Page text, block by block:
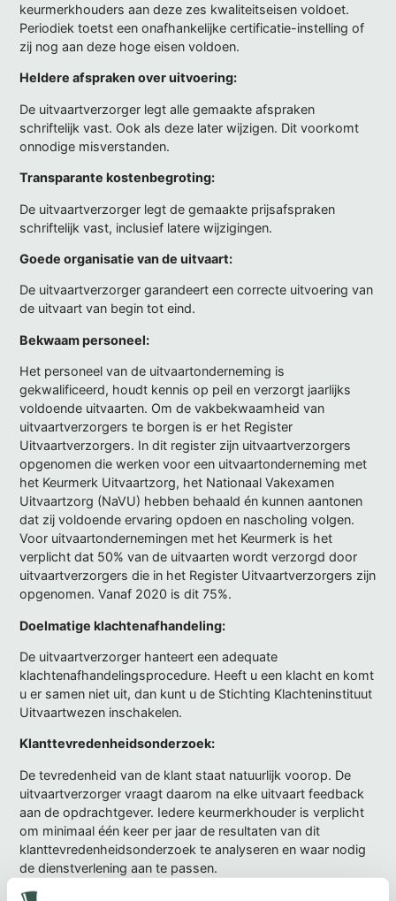
keurmerkhouders aan deze zes kwaliteitseisen voldoet.
Periodiek toetst een onafhankelijke certificatie-instelling of
zij nog aan deze hoge eisen voldoen.
Heldere afspraken over uitvoering:
De uitvaartverzorger legt alle gemaakte afspraken
schriftelijk vast. Ook als deze later wijzigen. Dit voorkomt
onnodige misverstanden.
Transparante kostenbegroting:
De uitvaartverzorger legt de gemaakte prijsafspraken
schriftelijk vast, inclusief latere wijzigingen.
Goede organisatie van de uitvaart:
De uitvaartverzorger garandeert een correcte uitvoering van
de uitvaart van begin tot eind.
Bekwaam personeel:
Het personeel van de uitvaartonderneming is
gekwalificeerd, houdt kennis op peil en verzorgt jaarlijks
voldoende uitvaarten. Om de vakbekwaamheid van
uitvaartverzorgers te borgen is er het Register
Uitvaartverzorgers. In dit register zijn uitvaartverzorgers
opgenomen die werken voor een uitvaartonderneming met
het Keurmerk Uitvaartzorg, het Nationaal Vakexamen
Uitvaartzorg (NaVU) hebben behaald én kunnen aantonen
dat zij voldoende ervaring opdoen en nascholing volgen.
Voor uitvaartondernemingen met het Keurmerk is het
verplicht dat 50% van de uitvaarten wordt verzorgd door
uitvaartverzorgers die in het Register Uitvaartverzorgers zijn
opgenomen. Vanaf 2020 is dit 75%.
Doelmatige klachtenafhandeling:
De uitvaartverzorger hanteert een adequate
klachtenafhandelingsprocedure. Heeft u een klacht en komt
u er samen niet uit, dan kunt u de Stichting Klachteninstituut
Uitvaartwezen inschakelen.
Klanttevredenheidsonderzoek:
De tevredenheid van de klant staat natuurlijk voorop. De
uitvaartverzorger vraagt daarom na elke uitvaart feedback
aan de opdrachtgever. Iedere keurmerkhouder is verplicht
om minimaal één keer per jaar de resultaten van dit
klanttevredenheidsonderzoek te analyseren en waar nodig
de dienstverlening aan te passen.